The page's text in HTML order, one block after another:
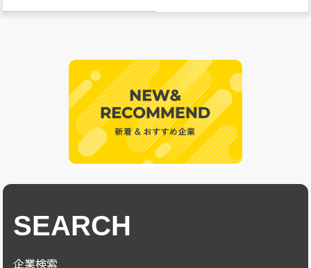
SEARCH
企業検索